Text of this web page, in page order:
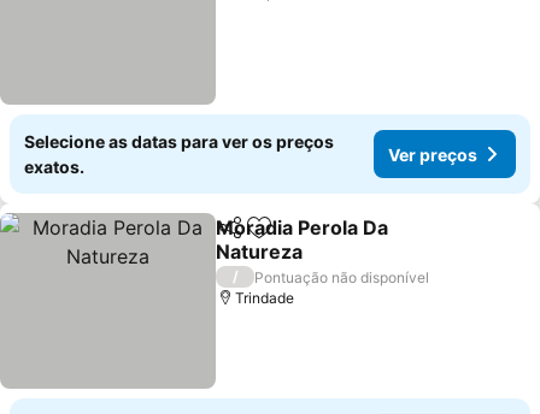
Selecione as datas para ver os preços
exatos.
Ver preços
PartilharAdicionar aos favoritos
Moradia Perola Da
Natureza
/
Pontuação não disponível
Trindade